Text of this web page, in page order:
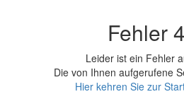
Fehler
Leider ist ein Fehler
Die von Ihnen aufgerufene
Hier kehren Sie zur